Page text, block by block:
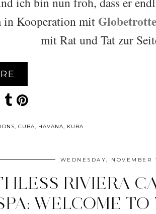
Kooperation mit
mit Rat und Tat zur
, CUBA, HAVANA, KUBA
WEDNESDAY, NOVEMBER
RIVIERA
WELCOME